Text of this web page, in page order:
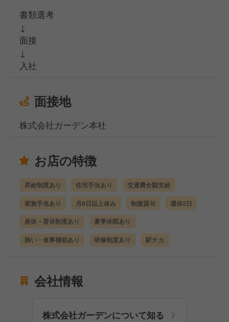
書類選考
↓
面接
↓
入社
面接地
株式会社ガーデン本社
お店の特徴
昇給制度あり 住宅手当あり 交通費全額支給
家族手当あり 月8日以上休み 制服貸与 週休2日
産休・育休制度あり 夏季休暇あり
賄い・食事補助あり 研修制度あり 駅チカ
会社情報
株式会社ガーデンについて知る